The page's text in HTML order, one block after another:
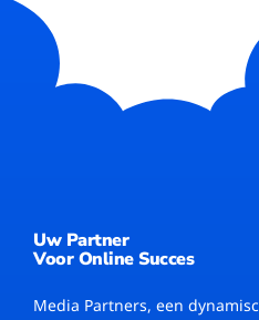
Uw Partner
Voor Online Succes
Media Partners, een